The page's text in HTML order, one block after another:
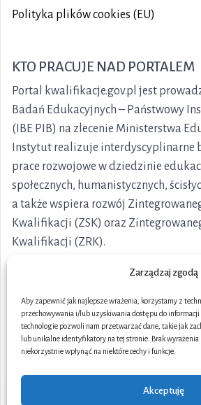
Zarządzaj zgodą
Aby zapewnić jak najlepsze wrażenia, korzystamy z
przechowywania i/lub uzyskiwania dostępu do
technologie pozwoli nam przetwarzać dane, takie jak
lub unikalne identyfikatory na tej stronie. Brak
niekorzystnie wpłynąć na niektóre cechy i funkcje.
Akceptuję
Polityka plików cookies (EU)
KTO PRACUJE NAD PORTALEM
Portal kwalifikacje.gov.pl jest
Badań Edukacyjnych – Państwowy
(IBE PIB) na zlecenie Ministerstwa
Instytut realizuje interdyscyplinarne
prace rozwojowe w dziedzinie
społecznych, humanistycznych,
a także wspiera rozwój
Kwalifikacji (ZSK) oraz
Kwalifikacji (ZRK).